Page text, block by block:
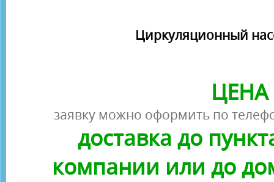
Циркуляционный
ЦЕНА
заявку можно оформить по
доставка до
компании или до